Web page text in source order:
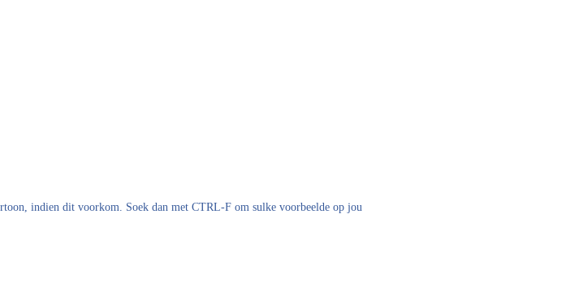
indien dit voorkom. Soek dan met CTRL-F om sulke voorbeelde op jou